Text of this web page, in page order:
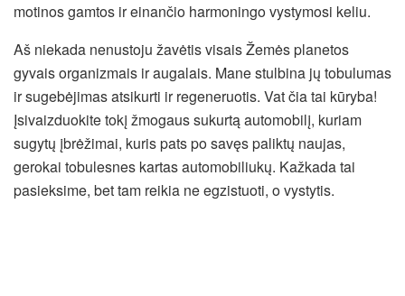
motinos gamtos ir einančio harmoningo vystymosi keliu.
Aš niekada nenustoju žavėtis visais Žemės planetos
gyvais organizmais ir augalais. Mane stulbina jų tobulumas
ir sugebėjimas atsikurti ir regeneruotis. Vat čia tai kūryba!
Įsivaizduokite tokį žmogaus sukurtą automobilį, kuriam
sugytų įbrėžimai, kuris pats po savęs paliktų naujas,
gerokai tobulesnes kartas automobiliukų. Kažkada tai
pasieksime, bet tam reikia ne egzistuoti, o vystytis.